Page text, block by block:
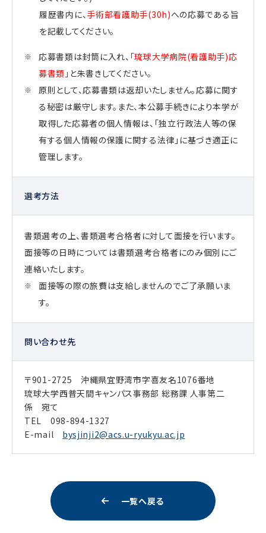
履歴書内に、手術部看護助手(30h)への応募である旨
を記載してください。
応募書類は封筒に入れ、 「琉球大学病院(看護助手)応
募書類」 と朱書きしてください。
原則として、応募書類は返却いたしません。応募に関す
る秘密は厳守します。また、本公募手続きにより本学が
取得した応募者の個人情報は、「独立行政法人等の保
有する個人情報の保護に関する法律」に基づき適正に
管理します。
選考方法
書類選考の上、書類選考合格者に対して面接を行います。
面接等の日時については書類選考合格者にのみ個別にご
連絡いたします。
面接等の際の旅費は支給しませんのでご了承願いま
す。
問い合わせ先
〒901-2725 沖縄県宜野湾市字喜友名1076番地
琉球大学西普天間キャンパス事務部 総務課 人事第二
係 宛て
TEL 098-894-1327
E-mail bysjinji2@acs.u-ryukyu.ac.jp
一覧へ戻る